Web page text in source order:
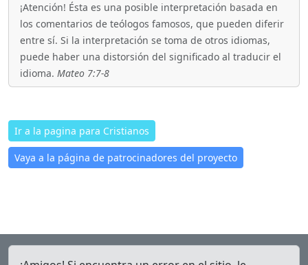
¡Atención! Ésta es una posible interpretación basada en
los comentarios de teólogos famosos, que pueden diferir
entre sí. Si la interpretación se toma de otros idiomas,
puede haber una distorsión del significado al traducir el
idioma. Mateo 7:7-8
Ir a la pagina para Cristianos
Vaya a la página de patrocinadores del proyecto